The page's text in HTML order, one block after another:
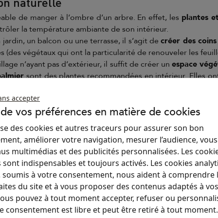
de manger à l’ombre d’un arbre. En effet, les plantes
la température ambiante de son intérieur.
un balcon ou une terrasse, il s’agit decréer des
(des végétaux qui ont la particularité de renouveler les
n’ayant pas d’extérieur, il suffit de créer unespace
sont des plantes recommandées en intérieur. Elles
atteindre le confort d’été.
du soleil (store anti-chaleur et
sensibles auxrayons du soleil . En effet, la réflexion
de réduire cet effet, quelques recommandations
murs extérieurs des logements. Dans les pays
volets ,brises soleilou destoiles de protection solaire
par REFLEX'SOL dans la gamme destoresettoiles
accepter
vos préférences en matière de cookies
des cookies et autres traceurs pour assurer son bon
améliorer votre navigation, mesurer l’audience,
multimédias et des publicités personnalisées. Les
indispensables et toujours activés. Les cookies
à votre consentement, nous aident à comprendre
du site et à vous proposer des contenus adaptés à
pouvez à tout moment accepter, refuser ou
consentement est libre et peut être retiré à tout